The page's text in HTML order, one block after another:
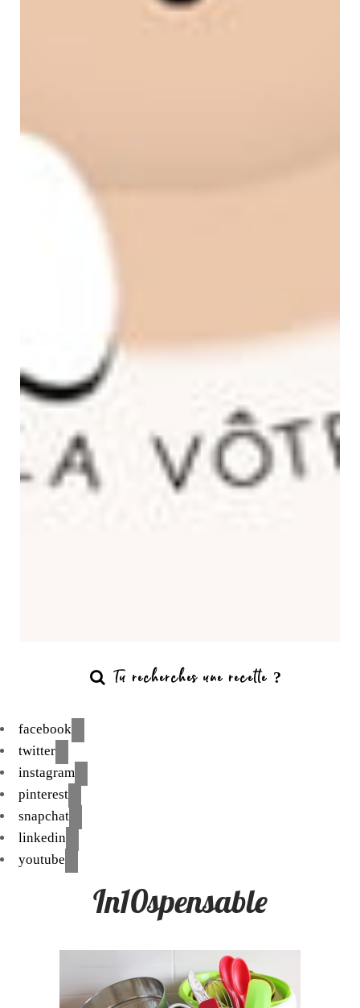
facebook
twitter
instagram
pinterest
snapchat
linkedin
youtube
In10spensable